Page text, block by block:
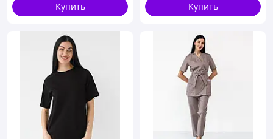
Купить
Купить